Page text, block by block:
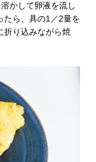
かして卵液を流し
たら、具の1／2量を
折り込みながら焼